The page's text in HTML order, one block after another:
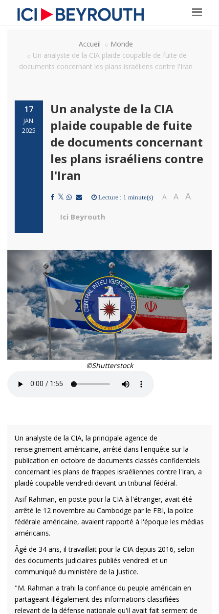
Accueil
Monde
Un analyste de la CIA plaide coupable de fuite de
documents concernant les plans israéliens contre l'Iran
17
JAN.
2025
Un analyste de la CIA
plaide coupable de fuite
de documents concernant
les plans israéliens contre
l'Iran
Lecture : 1 minute(s) A A A
Ici Beyrouth
©Shutterstock
Un analyste de la CIA, la principale agence de
renseignement américaine, arrêté dans l'enquête sur la
publication en octobre de documents classés confidentiels
concernant les plans de frappes israéliennes contre l'Iran, a
plaidé coupable vendredi devant un tribunal fédéral.
Asif Rahman, en poste pour la CIA à l'étranger, avait été
arrêté le 12 novembre au Cambodge par le FBI, la police
fédérale américaine, avaient rapporté à l'époque les médias
américains.
Âgé de 34 ans, il travaillait pour la CIA depuis 2016, selon
des documents judiciaires publiés vendredi et un
communiqué du ministère de la Justice.
"M. Rahman a trahi la confiance du peuple américain en
partageant illégalement des informations classifiées
relevant de la défense nationale qu'il avait fait serment de